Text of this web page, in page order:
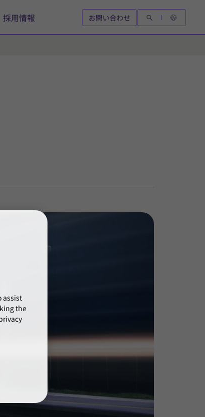
採用情報 お問い合わせ
assist
the